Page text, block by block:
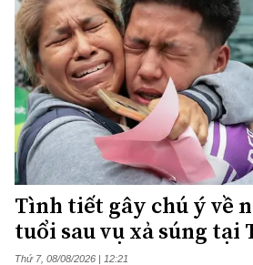
Tình tiết gây chú ý về
tuổi sau vụ xả súng tại
Thứ 7, 08/08/2026 | 12:21